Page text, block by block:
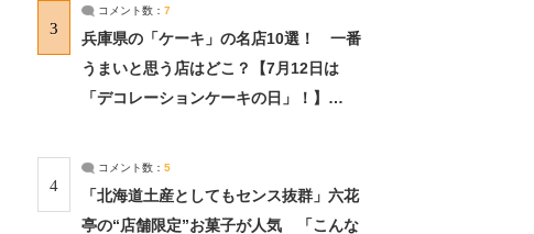
3
コメント数： 7
兵庫県の「ケーキ」の名店10選！ 一番
うまいと思う店はどこ？【7月12日は
「デコレーションケーキの日」！】
4
コメント数： 5
「北海道土産としてもセンス抜群」六花
亭の“店舗限定”お菓子が人気 「こんな